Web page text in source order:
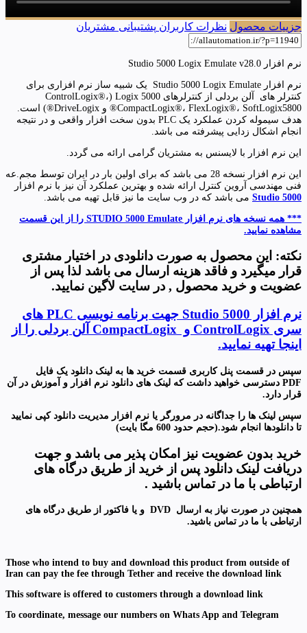
جزییات محصول نظرات کاربران پشتیبانی مشتریان
نرم افزار Studio 5000 Logix Emulate v28.0
نرم افزار Studio 5000 Logix Emulate یک شبیه ساز نرم افزاری برای
کنترلر های آلن بردلی از کنترلرهای Logix 5000 (ControlLogix®،
CompactLogix®، FlexLogix®، SoftLogix5800® و DriveLogix®) است.
هدف سیموله کردن عملکرد یک PLC بدون سخت افزار واقعی و در نتیجه
انجام اشکال زدایی پیشرفته می باشد.
این نرم افزار با لایسنس به مشتریان گرامی ارائه می گردد.
این نرم افزار نسخه 28 می باشد که برای اولین بار در ایران توسط مجم.عه
فنی مهندسی آروین کنترل ارائه شده و بهترین عملکرد آن نیز با نرم افزار
Studio 5000 می باشد که در وب سایت ما نیز قابل تهیه می باشد.
*** همه نسخه های نرم افزار STUDIO 5000 Emulate را از این قسمت
مشاهده نمایید.
نکته: این محصول به صورت دانلودی در اختیار مشتری
قرار میگیرد و فاقد هزینه ارسال می باشد لذا پس از
عضویت و خرید محصول , در سایت لاگین نمایید.
نرم افزار Studio 5000 جهت برنامه نویسی PLC های
سری ControlLogix و CompactLogix آلن بردلی را از
اینجا تهیه نمایید.
سپس در قسمت پنل کاربری قسمت خرید ها به لینک دانلود یک فایل
PDF دسترسی خواهید داشت که لینک های دانلود نرم افزار و آموزش در آن
قرار دارد.
سپس لینک ها را جداگانه در مرورگر یا نرم افزار مدیریت دانلود کپی نمایید
تا دانلودها انجام شود.(حجم حدود 600 مگا بایت
)
خرید بدون عضویت نیز امکان پذیر می باشد و جهت
دریافت لینک دانلود پس از خرید از طریق درگاه های
ارتباطی با ما در تماس باشید .
همچنین در صورت نیاز به ارسال DVD و یا فاکتور از طریق درگاه های
ارتباطی با ما در تماس باشید.
Those who intend to buy and download this product from outside of
Iran can pay the fee through Tether and receive the download link
This software is offered to customers through a download link
To coordinate, message our numbers on Whats App and Telegram